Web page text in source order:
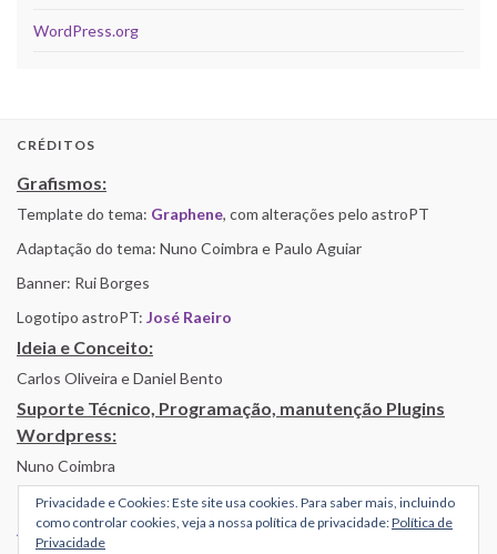
WordPress.org
CRÉDITOS
Grafismos:
Template do tema: Graphene, com alterações pelo astroPT
Adaptação do tema: Nuno Coimbra e Paulo Aguiar
Banner: Rui Borges
Logotipo astroPT: José Raeiro
Ideia e Conceito:
Carlos Oliveira e Daniel Bento
Suporte Técnico, Programação, manutenção Plugins
Wordpress:
Nuno Coimbra
Alojamento por Simbiose
Privacidade e Cookies: Este site usa cookies. Para saber mais, incluindo
como controlar cookies, veja a nossa política de privacidade:Política de
Privacidade